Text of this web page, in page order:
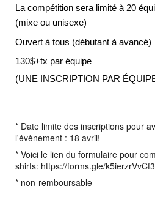
La compétition sera limité à 20
(mixe ou unisexe)
Ouvert à tous (débutant à avancé)
(UNE INSCRIPTION PAR
* Date limite des inscriptions pour
l'évènement : 18 avril!
* Voici le lien du formulaire pour
shirts: https://forms.gle/
* non-remboursable